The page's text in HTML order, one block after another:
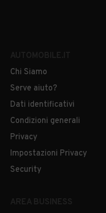
Chi Siamo
Serve aiuto?
Dati identificativi
Condizioni generali
Privacy
Impostazioni Privacy
Security